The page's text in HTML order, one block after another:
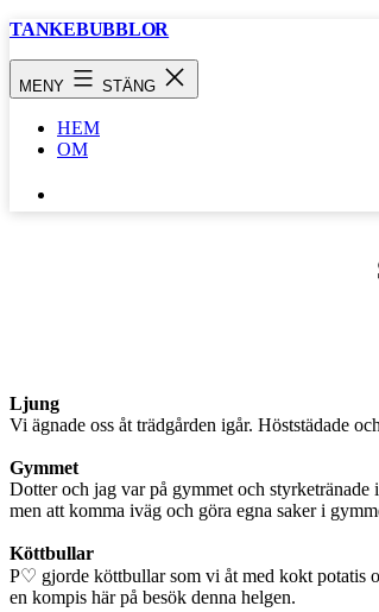
Hoppa
TANKEBUBBLOR
MENY STÄNG
HEM
OM
…
Ljung
Vi ägnade oss åt trädgården igår. Höststädade
Gymmet
Dotter och jag var på gymmet och
men att komma iväg och göra egna saker i
Köttbullar
P♡ gjorde köttbullar som vi åt med kokt potatis
en kompis här på besök denna helgen.